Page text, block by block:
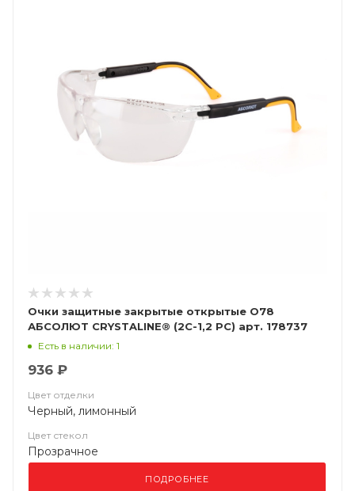
Очки защитные закрытые открытые О78
АБСОЛЮТ CRYSTALINE® (2C-1,2 РС) арт. 178737
Есть в наличии: 1
936 ₽
Цвет отделки
Черный, лимонный
Цвет стекол
Прозрачное
ПОДРОБНЕЕ